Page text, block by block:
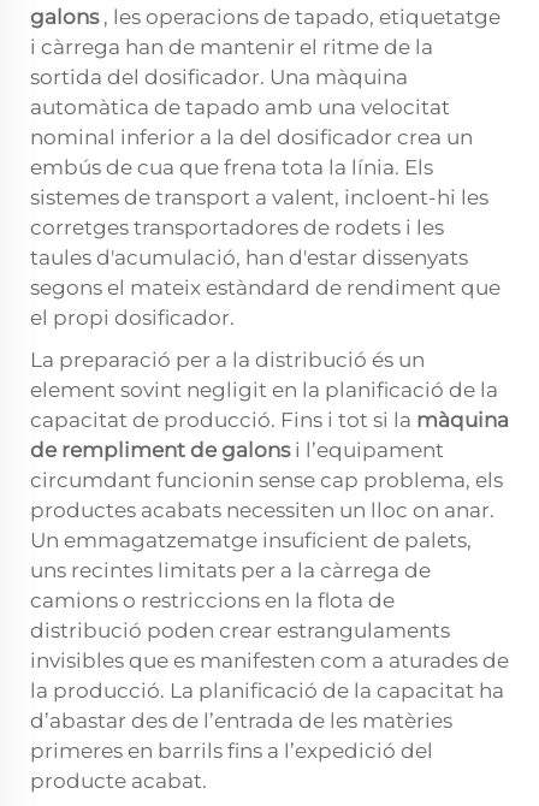
galons , les operacions de tapado, etiquetatge
i càrrega han de mantenir el ritme de la
sortida del dosificador. Una màquina
automàtica de tapado amb una velocitat
nominal inferior a la del dosificador crea un
embús de cua que frena tota la línia. Els
sistemes de transport a valent, incloent-hi les
corretges transportadores de rodets i les
taules d'acumulació, han d'estar dissenyats
segons el mateix estàndard de rendiment que
el propi dosificador.
La preparació per a la distribució és un
element sovint negligit en la planificació de la
capacitat de producció. Fins i tot si la màquina
de rempliment de galons i l’equipament
circumdant funcionin sense cap problema, els
productes acabats necessiten un lloc on anar.
Un emmagatzematge insuficient de palets,
uns recintes limitats per a la càrrega de
camions o restriccions en la flota de
distribució poden crear estrangulaments
invisibles que es manifesten com a aturades de
la producció. La planificació de la capacitat ha
d’abastar des de l’entrada de les matèries
primeres en barrils fins a l’expedició del
producte acabat.